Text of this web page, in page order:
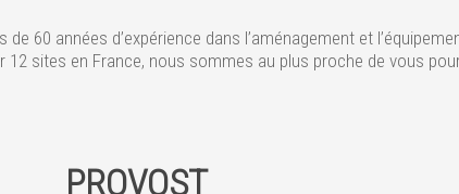
de 60 années d’expérience dans l’aménagement et
12 sites en France, nous sommes au plus proche de vous
PROVOST